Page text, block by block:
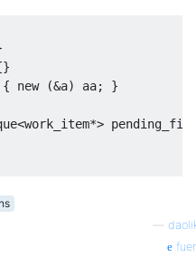
{ new (&a) aa;
}
<work_item*>